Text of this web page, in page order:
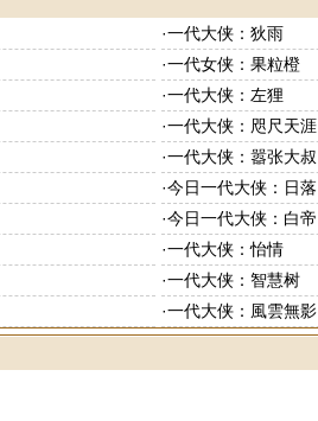
·一代大侠：狄雨
·一代女侠：果粒橙
·一代大侠：左狸
·一代大侠：咫尺天涯
·一代大侠：嚣张大叔
·今日一代大侠：日落
·今日一代大侠：白帝
·一代大侠：怡情
·一代大侠：智慧树
·一代大侠：風雲無影